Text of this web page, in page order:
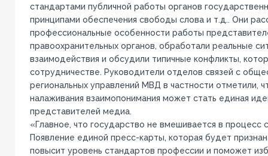
стандартами публичной работы органов
принципами обеспечения свободы слова и т.д.. Они
профессиональные особенности работы
правоохранительных органов, обработали реальные
взаимодействия и обсудили типичные конфликты,
сотрудничестве. Руководители отделов связей с
региональных управлений МВД в частности отметили,
налаживания взаимопонимания может стать единая
представителей медиа.
«Главное, что государство не вмешивается в процесс
Появление единой пресс-карты, которая будет
повысит уровень стандартов профессии и поможет